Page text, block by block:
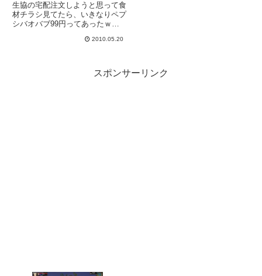
生協の宅配注文しようと思って食
材チラシ見てたら、いきなりペプ
シバオバブ99円ってあったｗｗ
っ。ま、届く日はちょうど発売日
スパイシーって書いてあるのが微
2010.05.20
スポンサーリンク